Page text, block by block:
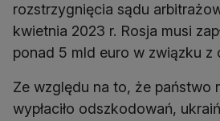
rozstrzygnięcia sądu
kwietnia 2023 r. Rosja musi
ponad 5 mld euro w związku z
Ze względu na to, że państwo
wypłaciło odszkodowań,